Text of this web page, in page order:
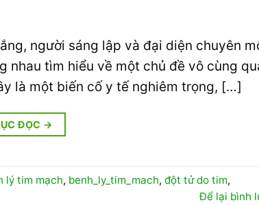
người sáng lập và đại diện chuyên
nhau tìm hiểu về một chủ đề vô cùng
là một biến cố y tế nghiêm trọng, […]
ĐỌC →
lý tim mạch, benh_ly_tim_mach, đột tử do tim,
Để lại bình